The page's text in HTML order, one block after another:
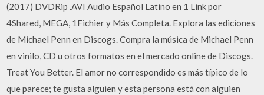
(2017) DVDRip .AVI Audio Español Latino en 1 Link por
4Shared, MEGA, 1Fichier y Más Completa. Explora las ediciones
de Michael Penn en Discogs. Compra la música de Michael Penn
en vinilo, CD u otros formatos en el mercado online de Discogs.
Treat You Better. El amor no correspondido es más típico de lo
que parece; te gusta alguien y esta persona está con alguien